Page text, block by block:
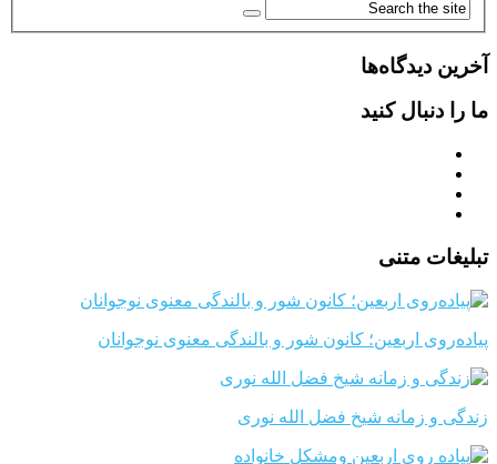
آخرین دیدگاه‌ها
ما را دنبال کنید
تبلیغات متنی
پیاده‌روی اربعین؛ کانون شور و بالندگی معنوی نوجوانان
زندگی و زمانه شیخ فضل الله نوری